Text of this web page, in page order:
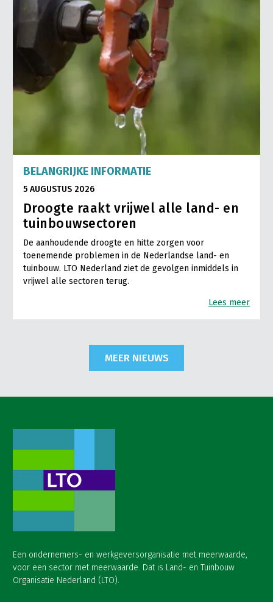
BELANGRIJKE INFORMATIE
5 AUGUSTUS 2026
Droogte raakt vrijwel alle land- en
tuinbouwsectoren
De aanhoudende droogte en hitte zorgen voor
toenemende problemen in de Nederlandse land- en
tuinbouw. LTO Nederland ziet de gevolgen inmiddels in
vrijwel alle sectoren terug.
Lees meer
MEER NIEUWS
Een ondernemers- en werkgeversorganisatie met meerwaarde,
voor een sector met meerwaarde. Dat is Land- en Tuinbouw
Organisatie Nederland (LTO).